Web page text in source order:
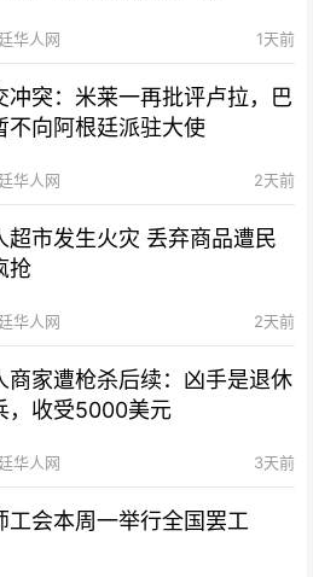
华人网 1天前
冲突：米莱一再批评卢拉，巴
不向阿根廷派驻大使
华人网 2天前
超市发生火灾 丢弃商品遭民
抢
华人网 2天前
商家遭枪杀后续：凶手是退休
，收受5000美元
华人网 3天前
工会本周一举行全国罢工